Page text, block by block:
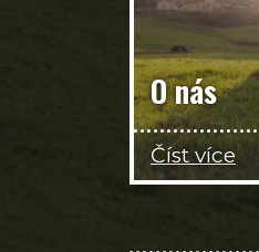
O nás
Číst více